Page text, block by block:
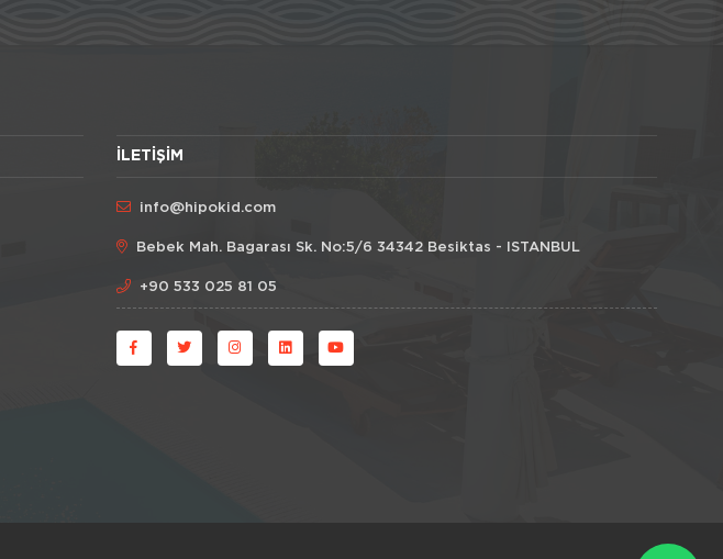
İLETIŞIM
info@hipokid.com
Bebek Mah. Bagarası Sk. No:5/6 34342 Besiktas - ISTANBUL
+90 533 025 81 05